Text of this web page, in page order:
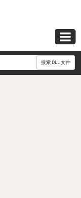

搜索 DLL 文件